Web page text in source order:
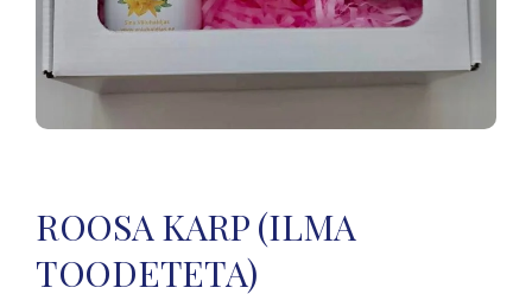
ROOSA KARP (ILMA
TOODETETA)